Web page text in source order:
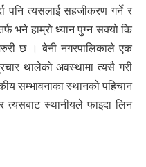
पनि त्यसलाई सहजीकरण गर्ने र
भने हाम्रो ध्यान पुग्न सक्यो कि
छ । बेनी नगरपालिकाले एक
थालेको अवस्थामा त्यसै गरी
सम्भावनाका स्थानको पहिचान
त्यसबाट स्थानीयले फाइदा लिन